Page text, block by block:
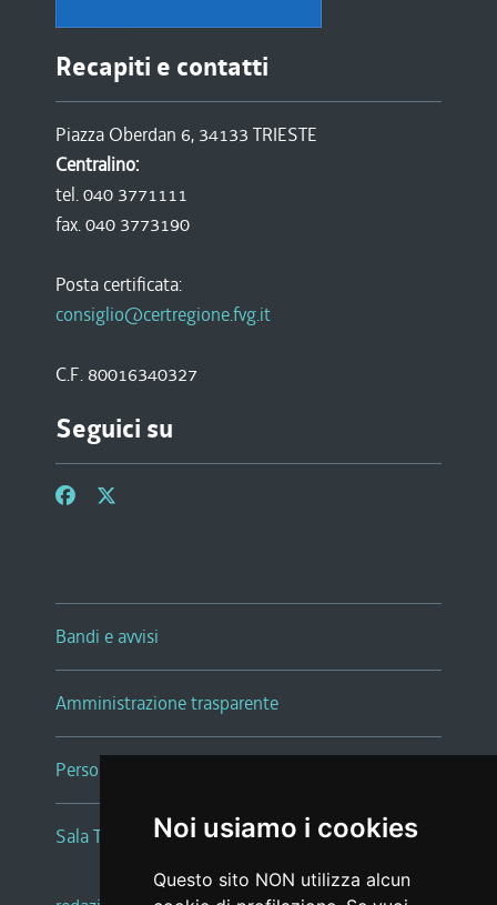
Noi usiamo i cookies
Questo sito NON utilizza alcun
Recapiti e contatti
Piazza Oberdan 6, 34133 TRIESTE
Centralino:
tel. 040 3771111
fax. 040 3773190
Posta certificata:
consiglio@certregione.fvg.it
C.F. 80016340327
Seguici su
Bandi e avvisi
Amministrazione trasparente
Persone e Uffici
Sala Tiziano Tessitori